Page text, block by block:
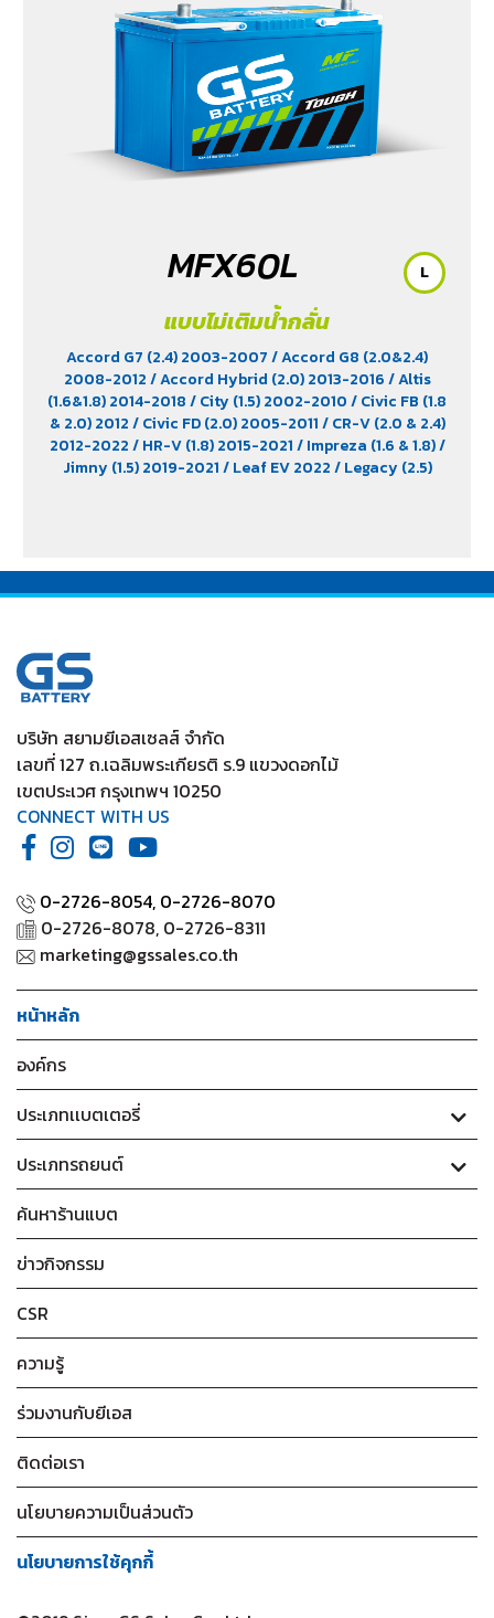
MFX60L
แบบไม่เติมน้ำกลั่น
Accord G7 (2.4) 2003-2007/ Accord G8 (2.0&2.4)
2008-2012/ Accord Hybrid (2.0) 2013-2016/ Altis
(1.6&1.8) 2014-2018/ City (1.5) 2002-2010/ Civic FB (1.8
& 2.0) 2012/ Civic FD (2.0) 2005-2011/ CR-V (2.0 & 2.4)
2012-2022/ HR-V (1.8) 2015-2021/ Impreza (1.6 & 1.8)/
Jimny (1.5) 2019-2021/ Leaf EV 2022/ Legacy (2.5)
(1.5) 2020-2024/ Xpander Cross (1.5) 2010-2021/
Xpander GT (1.5) 2010-2021/ Yaris (1.5) 2006-2012/
L
บริษัท สยามยีเอสเซลส์ จำกัด
เลขที่ 127 ถ.เฉลิมพระเกียรติ ร.9 แขวงดอกไม้
เขตประเวศ กรุงเทพฯ 10250
CONNECT WITH US
0-2726-8054, 0-2726-8070
0-2726-8078, 0-2726-8311
marketing@gssales.co.th
หน้าหลัก
องค์กร
ประเภทเเบตเตอรี่
ประเภทรถยนต์
ค้นหาร้านแบต
ข่าวกิจกรรม
CSR
ความรู้
ร่วมงานกับยีเอส
ติดต่อเรา
นโยบายความเป็นส่วนตัว
นโยบายการใช้คุกกี้